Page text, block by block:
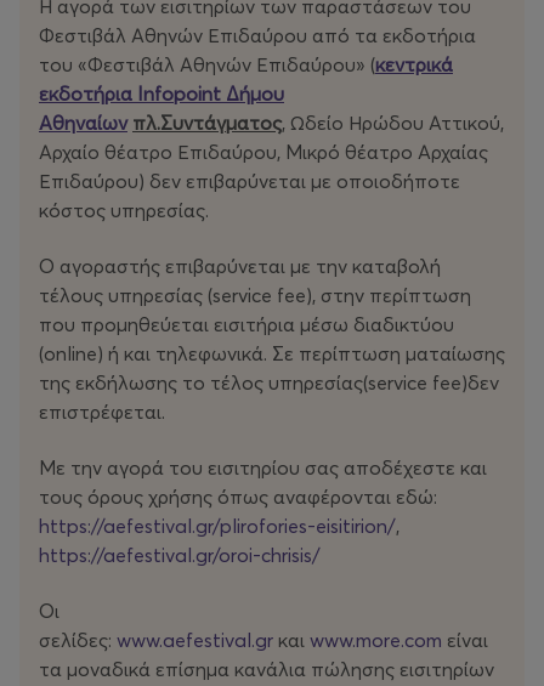
ορατό και το αόρατο, ανάμεσα στο δημόσιο και το
ιδιωτικό. Εκεί μεγαλώνει ο νεαρός Ίων χωρίς όνομα και
επίγνωση της καταγωγής του, πασχίζοντας να
συγκροτήσει μέσα από σπαράγματα μια συμπαγή
ταυτότητα, την ίδια στιγμή που οι θεατές γνωρίζουν
ήδη την αλήθεια. Μέσα από αντιφάσεις, διαθλάσεις και
παρερμηνείες, το θολό, σχεδόν αόρατο παρελθόν
αποκρυσταλλώνεται σε ατόφιο, χειροπιαστό παρόν,
Η παράσταση επιχειρεί να αναδείξει το παιγνιώδες και
αμφίσημο πνεύμα του έργου, μετατρέποντας τη σκηνή
σε έναν πολυπρισματικό χώρο αναστοχασμού όπου τα
είδωλα της αλήθειας και του ψεύδους
αλληλεπικαλύπτονται, αποκαλύπτουν και
παραμένει ανοιχτό, ρευστό και αγωνιώδες.
Έμπειροι και διακεκριμένοι ηθοποιοί έχουν αναλάβει
τους πρωταγωνιστικούς ρόλους με μια ομάδα
ρόλο της Κρέουσας, της βιασμένης πριγκίπισσας και
αργότερα βασίλισσας, ο Νεοκλής Νεοκλέους ως ο
Η αγορά των εισιτηρίων των παραστάσεων του
Φεστιβάλ Αθηνών Επιδαύρου από τα εκδοτήρια
του «Φεστιβάλ Αθηνών Επιδαύρου» (κεντρικά
εκδοτήρια Infopoint Δήμου
Αθηναίων πλ.Συντάγματος, Ωδείο Ηρώδου Αττικού,
Αρχαίο θέατρο Επιδαύρου, Μικρό θέατρο Αρχαίας
Επιδαύρου) δεν επιβαρύνεται με οποιοδήποτε
κόστος υπηρεσίας.
Ο αγοραστής επιβαρύνεται με την καταβολή
τέλους υπηρεσίας (service fee), στην περίπτωση
που προμηθεύεται εισιτήρια μέσω διαδικτύου
(οnline) ή και τηλεφωνικά. Σε περίπτωση ματαίωσης
της εκδήλωσης το τέλος υπηρεσίας(service fee)δεν
επιστρέφεται.
Με την αγορά του εισιτηρίου σας αποδέχεστε και
τους όρους χρήσης όπως αναφέρονται εδώ:
https://aefestival.gr/plirofories-eisitirion/,
https://aefestival.gr/oroi-chrisis/
Οι
σελίδες: www.aefestival.gr και www.more.com είναι
τα μοναδικά επίσημα κανάλια πώλησης εισιτηρίων